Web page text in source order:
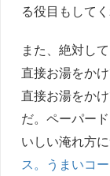
る役目もして
また、絶対し
直接お湯をか
直接お湯をか
だ。ペーパー
いしい淹れ方
ス。うまいコ